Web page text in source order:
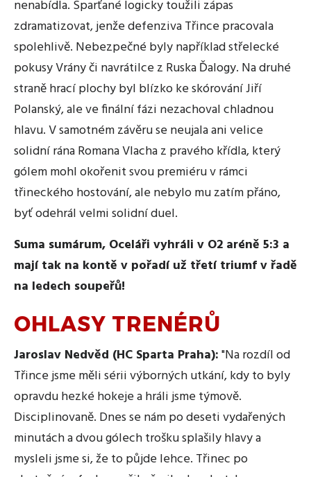
nenabídla. Sparťané logicky toužili zápas
zdramatizovat, jenže defenziva Třince pracovala
spolehlivě. Nebezpečné byly například střelecké
pokusy Vrány či navrátilce z Ruska Ďalogy. Na druhé
straně hrací plochy byl blízko ke skórování Jiří
Polanský, ale ve finální fázi nezachoval chladnou
hlavu. V samotném závěru se neujala ani velice
solidní rána Romana Vlacha z pravého křídla, který
gólem mohl okořenit svou premiéru v rámci
třineckého hostování, ale nebylo mu zatím přáno,
byť odehrál velmi solidní duel.
Suma sumárum, Oceláři vyhráli v O2 aréně 5:3 a
mají tak na kontě v pořadí už třetí triumf v řadě
na ledech soupeřů!
OHLASY TRENÉRŮ
Jaroslav Nedvěd (HC Sparta Praha):"Na rozdíl od
Třince jsme měli sérii výborných utkání, kdy to byly
opravdu hezké hokeje a hráli jsme týmově.
Disciplinovaně. Dnes se nám po deseti vydařených
minutách a dvou gólech trošku splašily hlavy a
mysleli jsme si, že to půjde lehce. Třinec po